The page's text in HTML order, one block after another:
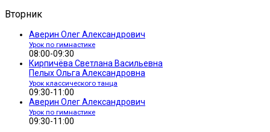
Вторник
Аверин Олег Александрович
Урок по гимнастике
08:00-09:30
Кирпичёва Светлана Васильевна
Пелых Ольга Александровна
Урок классического танца
09:30-11:00
Аверин Олег Александрович
Урок по гимнастике
09:30-11:00